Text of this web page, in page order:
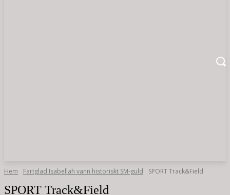
Hem Fartglad Isabellah vann historiskt SM-guld SPORT Track&Field
SPORT Track&Field